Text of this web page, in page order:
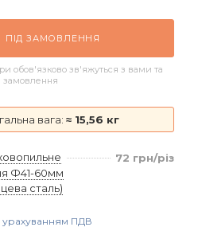
ПІД ЗАМОВЛЕННЯ
обов'язково зв'яжуться з вами та
замовлення
вага: ≈ 15,56 кг
Ф41-60мм
сталь)
72 грн/різ
урахуванням ПДВ